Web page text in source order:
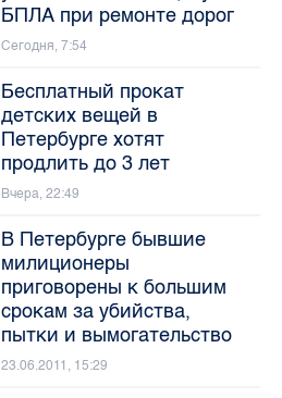
БПЛА при ремонте дорог
Сегодня, 7:54
Бесплатный прокат
детских вещей в
Петербурге хотят
продлить до 3 лет
Вчера, 22:49
В Петербурге бывшие
милиционеры
приговорены к большим
срокам за убийства,
пытки и вымогательство
23.06.2011, 15:29